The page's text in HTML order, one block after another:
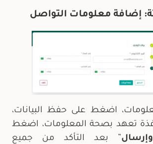
إضافة معلومات التواصل
اضغط على حفظ البيانات،
تعهد بصحة المعلومات، اضغط
” بعد التأكد من جميع